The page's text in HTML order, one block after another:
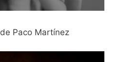
de Paco Martínez